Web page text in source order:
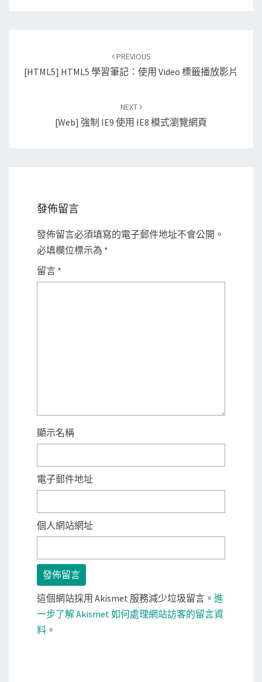
PREVIOUS
[HTML5] HTML5 學習筆記：使用 Video 標籤播放影片
NEXT
[Web] 強制 IE9 使用 IE8 模式瀏覽網頁
發佈留言
發佈留言必須填寫的電子郵件地址不會公開。
必填欄位標示為 *
留言 *
顯示名稱
電子郵件地址
個人網站網址
這個網站採用 Akismet 服務減少垃圾留言。 進
一步了解 Akismet 如何處理網站訪客的留言資
料 。